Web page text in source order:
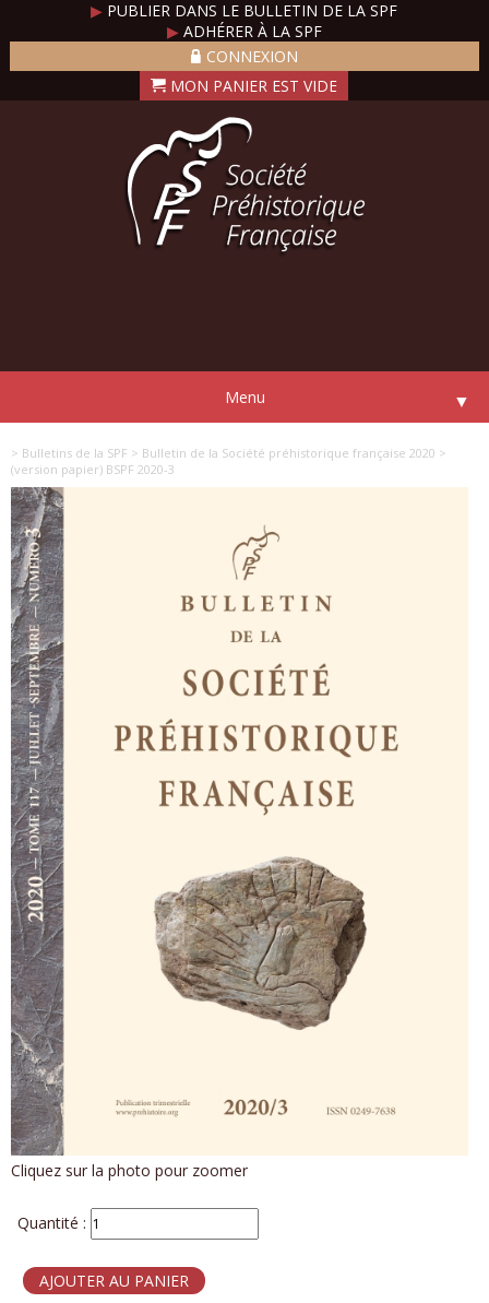
▶ PUBLIER DANS LE BULLETIN DE LA SPF
▶ADHÉRER À LA SPF
CONNEXION
Menu ▼
> Bulletins de la SPF > Bulletin de la Société préhistorique française 2020 >
(version papier) BSPF 2020-3
Cliquez sur la photo pour zoomer
Quantité :